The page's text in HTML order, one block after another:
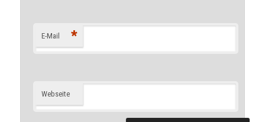
E-Mail *
Webseite